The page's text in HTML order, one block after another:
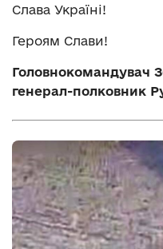
Слава Україні!
Героям Слави!
Головнокомандувач
генерал-полковник